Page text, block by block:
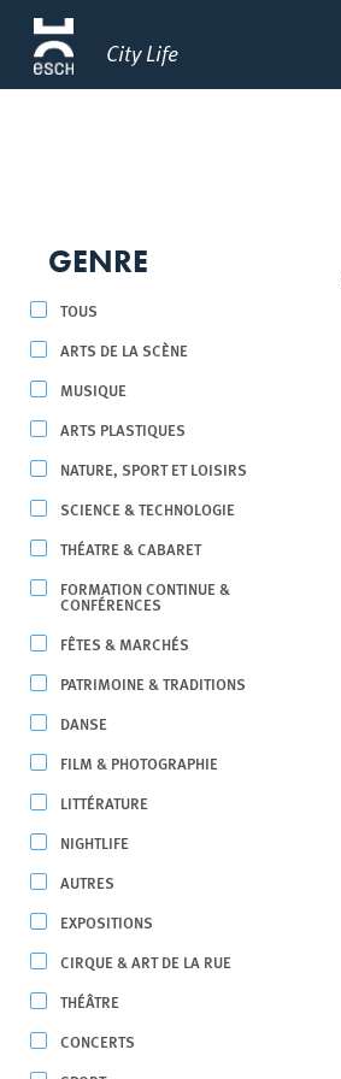
City Life
GENRE
TOUS
ARTS DE LA SCÈNE
MUSIQUE
ARTS PLASTIQUES
NATURE, SPORT ET LOISIRS
SCIENCE & TECHNOLOGIE
THÉATRE & CABARET
FORMATION CONTINUE &
CONFÉRENCES
FÊTES & MARCHÉS
PATRIMOINE & TRADITIONS
DANSE
FILM & PHOTOGRAPHIE
LITTÉRATURE
NIGHTLIFE
AUTRES
EXPOSITIONS
CIRQUE & ART DE LA RUE
THÉÂTRE
CONCERTS